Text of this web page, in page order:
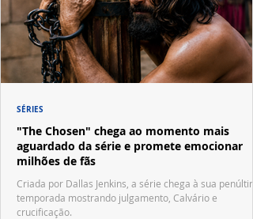
"The Chosen" chega ao momento mais
aguardado da série e promete emocionar
milhões de fãs
Criada por Dallas Jenkins, a série chega à sua
temporada mostrando julgamento, Calvário e
crucificação.
SÉRIES